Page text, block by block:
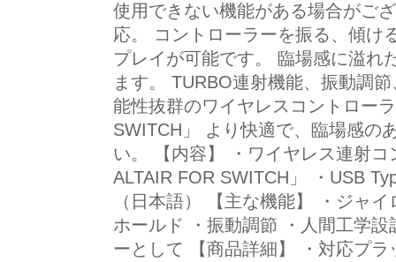
使用できない機能がある場合がご
応。 コントローラーを振る、傾け
プレイが可能です。 臨場感に溢れ
ます。 TURBO連射機能、振動調
能性抜群のワイヤレスコントロー
SWITCH」 より快適で、臨場感の
い。 【内容】 ・ワイヤレス連射コ
ALTAIR FOR SWITCH」 ・USB
（日本語） 【主な機能】 ・ジャ
ホールド ・振動調節 ・人間工学
ーとして 【商品詳細】 ・対応プ